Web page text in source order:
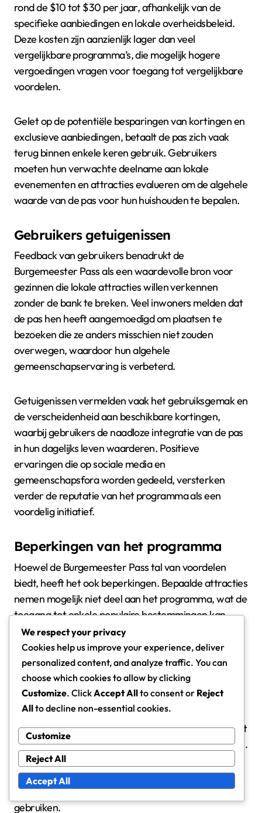
rond de $10 tot $30 per jaar, afhankelijk van de
specifieke aanbiedingen en lokale overheidsbeleid.
Deze kosten zijn aanzienlijk lager dan veel
vergelijkbare programma’s, die mogelijk hogere
vergoedingen vragen voor toegang tot vergelijkbare
voordelen.
Gelet op de potentiële besparingen van kortingen en
exclusieve aanbiedingen, betaalt de pas zich vaak
terug binnen enkele keren gebruik. Gebruikers
moeten hun verwachte deelname aan lokale
evenementen en attracties evalueren om de algehele
waarde van de pas voor hun huishouden te bepalen.
Gebruikers getuigenissen
Feedback van gebruikers benadrukt de
Burgemeester Pass als een waardevolle bron voor
gezinnen die lokale attracties willen verkennen
zonder de bank te breken. Veel inwoners melden dat
de pas hen heeft aangemoedigd om plaatsen te
bezoeken die ze anders misschien niet zouden
overwegen, waardoor hun algehele
gemeenschapservaring is verbeterd.
Getuigenissen vermelden vaak het gebruiksgemak en
de verscheidenheid aan beschikbare kortingen,
waarbij gebruikers de naadloze integratie van de pas
in hun dagelijks leven waarderen. Positieve
ervaringen die op sociale media en
gemeenschapsfora worden gedeeld, versterken
verder de reputatie van het programma als een
voordelig initiatief.
Beperkingen van het programma
Hoewel de Burgemeester Pass tal van voordelen
biedt, heeft het ook beperkingen. Bepaalde attracties
nemen mogelijk niet deel aan het programma, wat de
toegang tot enkele populaire bestemmingen kan
beperken. Bovendien kunnen sommige voordelen
gebruiksbeperkingen of specifieke tijdsframes
hebben, waardoor de momenten waarop ze kunnen
worden gebruikt, beperkt zijn.
Gebruikers moeten zich ook bewust zijn dat de pas
mogelijk niet alle kosten dekt die verband houden met
evenementen, zoals parkeren of speciale activiteiten.
Het begrijpen van deze beperkingen kan inwoners
helpen weloverwogen beslissingen te nemen over
hoe ze hun Burgemeester Pass het beste kunnen
gebruiken.
We respect your privacy
Cookies help us improve your experience, deliver
personalized content, and analyze traffic. You can
choose which cookies to allow by clicking
Customize. ClickAccept Allto consent or Reject
Allto decline non-essential cookies.
Customize
Reject All
Accept All